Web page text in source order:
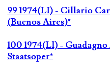
99 1974(LI) - Cillario
(Buenos Aires)*
100 1974(LI) -
Staatsoper*